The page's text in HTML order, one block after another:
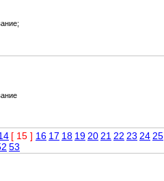
[ 15 ] 16 17 18 19 20 21 22 23 24 25
53